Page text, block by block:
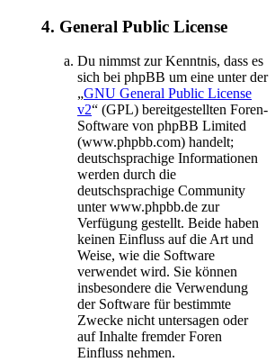
4. General Public License
Du nimmst zur Kenntnis, dass es
sich bei phpBB um eine unter der
„GNU General Public License
v2“ (GPL) bereitgestellten Foren-
Software von phpBB Limited
(www.phpbb.com) handelt;
deutschsprachige Informationen
werden durch die
deutschsprachige Community
unter www.phpbb.de zur
Verfügung gestellt. Beide haben
keinen Einfluss auf die Art und
Weise, wie die Software
verwendet wird. Sie können
insbesondere die Verwendung
der Software für bestimmte
Zwecke nicht untersagen oder
auf Inhalte fremder Foren
Einfluss nehmen.